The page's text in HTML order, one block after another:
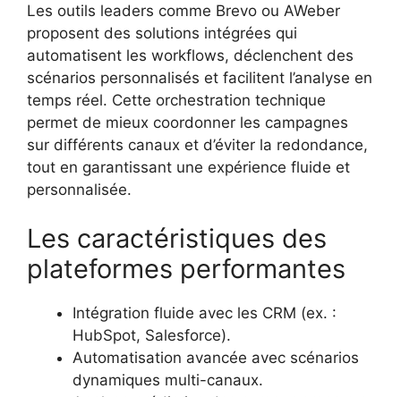
Les outils leaders comme Brevo ou AWeber
proposent des solutions intégrées qui
automatisent les workflows, déclenchent des
scénarios personnalisés et facilitent l’analyse en
temps réel. Cette orchestration technique
permet de mieux coordonner les campagnes
sur différents canaux et d’éviter la redondance,
tout en garantissant une expérience fluide et
personnalisée.
Les caractéristiques des
plateformes performantes
Intégration fluide avec les CRM (ex. :
HubSpot, Salesforce).
Automatisation avancée avec scénarios
dynamiques multi-canaux.